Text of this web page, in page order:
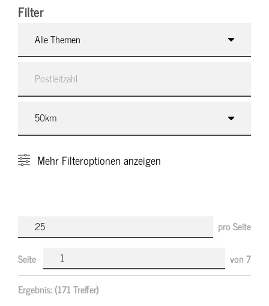
Filter
Alle Themen
Mehr Filteroptionen anzeigen
pro Seite
Seite von7
Ergebnis:(171 Treffer)